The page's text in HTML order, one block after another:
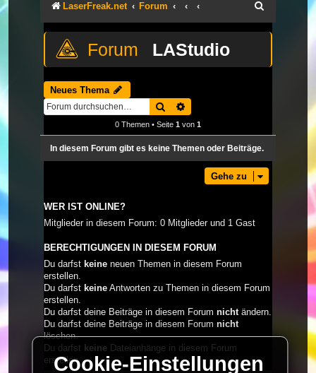
LaserFreak.net Forum
LAStudio
Neues Thema
Suche
0 Themen • Seite 1 von 1
In diesem Forum gibt es keine Themen oder Beiträge.
Gehe zu
WER IST ONLINE?
Mitglieder in diesem Forum: 0 Mitglieder und 1 Gast
BERECHTIGUNGEN IN DIESEM FORUM
Du darfst keine neuen Themen in diesem Forum
erstellen.
Du darfst keine Antworten zu Themen in diesem Forum
erstellen.
Du darfst deine Beiträge in diesem Forum nicht ändern.
Du darfst deine Beiträge in diesem Forum nicht
löschen.
Du darfst keine Dateianhänge in diesem Forum
erstellen.
Cookie-Einstellungen